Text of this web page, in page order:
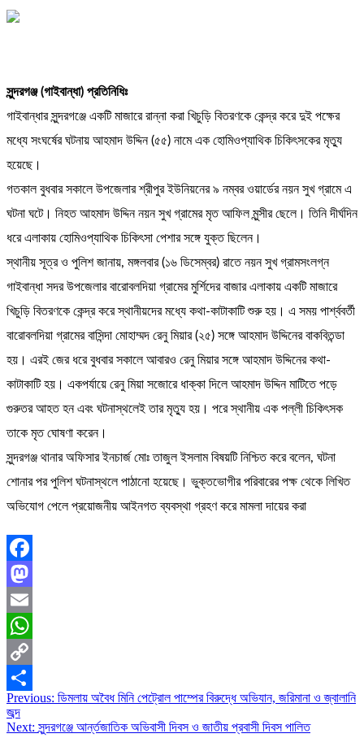
সুন্দরগঞ্জ (গাইবান্ধা) প্রতিনিধিঃ
গাইবান্ধার সুন্দরগঞ্জে একটি মাজারে রান্না করা খিচুড়ি বিতরণকে কেন্দ্র করে দুই পক্ষের
মধ্যে সংঘর্ষের ঘটনায় আহমাদ উদ্দিন (৫৫) নামে এক হোমিওপ্যাথিক চিকিৎসকের মৃত্যু
হয়েছে।
গতকাল বুধবার সকালে উপজেলার শ্রীপুর ইউনিয়নের ৯ নম্বর ওয়ার্ডের নয়ন সুখ গ্রামে এ
ঘটনা ঘটে। নিহত আহমাদ উদ্দিন নয়ন সুখ গ্রামের মৃত আফিল মুন্সীর ছেলে। তিনি দীর্ঘদিন
ধরে এলাকায় হোমিওপ্যাথিক চিকিৎসা পেশার সঙ্গে যুক্ত ছিলেন।
স্থানীয় সূত্র ও পুলিশ জানায়, মঙ্গলবার (১৬ ডিসেম্বর) রাতে নয়ন সুখ গ্রামসংলগ্ন
গাইবান্ধা সদর উপজেলার বারোবলদিয়া গ্রামের মুর্শিদের বাজার এলাকায় একটি মাজারে
খিচুড়ি বিতরণকে কেন্দ্র করে স্থানীয়দের মধ্যে কথা-কাটাকাটি শুরু হয়। এ সময় পার্শ্ববর্তী
বারোবলদিয়া গ্রামের বাসিন্দা মোহাম্মদ রেনু মিয়ার (২৫) সঙ্গে আহমাদ উদ্দিনের বাকবিতন্ডা
হয়। এরই জের ধরে বুধবার সকালে আবারও রেনু মিয়ার সঙ্গে আহমাদ উদ্দিনের কথা-
কাটাকাটি হয়। একপর্যায়ে রেনু মিয়া সজোরে ধাক্কা দিলে আহমাদ উদ্দিন মাটিতে পড়ে
গুরুতর আহত হন এবং ঘটনাস্থলেই তার মৃত্যু হয়। পরে স্থানীয় এক পল্লী চিকিৎসক
তাকে মৃত ঘোষণা করেন।
সুন্দরগঞ্জ থানার অফিসার ইনচার্জ মোঃ তাজুল ইসলাম বিষয়টি নিশ্চিত করে বলেন, ঘটনা
শোনার পর পুলিশ ঘটনাস্থলে পাঠানো হয়েছে। ভুক্তভোগীর পরিবারের পক্ষ থেকে লিখিত
অভিযোগ পেলে প্রয়োজনীয় আইনগত ব্যবস্থা গ্রহণ করে মামলা দায়ের করা
Facebook
Mastodon
Email
WhatsApp
Copy
Link
Share
Post
navigation
Previous: ডিমলায় অবৈধ মিনি পেট্রোল পাম্পের বিরুদ্ধে অভিযান, জরিমানা ও জ্বালানি
জব্দ
Next: সুন্দরগঞ্জে আর্ন্তজাতিক অভিবাসী দিবস ও জাতীয় প্রবাসী দিবস পালিত